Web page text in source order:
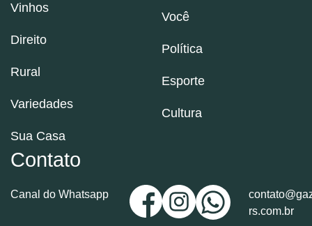
Vinhos
Direito
Rural
Variedades
Sua Casa
Você
Política
Esporte
Cultura
Contato
Canal do Whatsapp
rs.com.br